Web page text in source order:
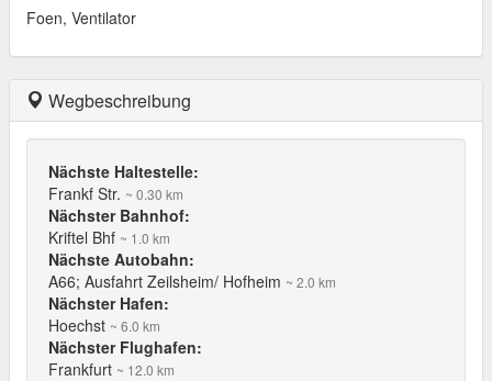
Foen, Ventilator
Wegbeschreibung
Nächste Haltestelle:
Frankf Str. ~ 0.30 km
Nächster Bahnhof:
Kriftel Bhf ~ 1.0 km
Nächste Autobahn:
A66; Ausfahrt Zeilsheim/ Hofheim ~ 2.0 km
Nächster Hafen:
Hoechst ~ 6.0 km
Nächster Flughafen:
Frankfurt ~ 12.0 km